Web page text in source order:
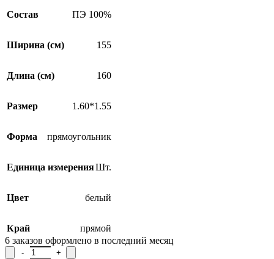
Состав ПЭ 100%
Ширина (см) 155
Длина (см) 160
Размер 1.60*1.55
Форма прямоугольник
Единица измеренияШт.
Цвет белый
Край
прямой
6 заказов оформлено в последний месяц
Количество товара Скатерть декоративная Р.Д117АБ, рисунок